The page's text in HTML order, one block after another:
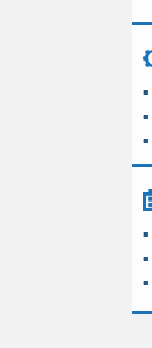
▪
▪
▪
▪
▪
▪